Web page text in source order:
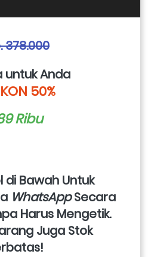
378.000
untuk Anda
50%
Ribu
di Bawah Untuk
WhatsApp Secara
Harus Mengetik.
Juga Stok